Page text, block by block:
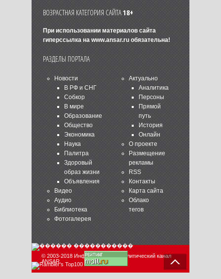
ВОЗРАСТНАЯ КАТЕГОРИЯ САЙТА18+
При использовании материалов сайта
гиперссылка на www.ansar.ruобязательна!
РАЗДЕЛЫ ПОРТАЛА
Новости
В РФ и СНГ
Собкор
В мире
Образование
Общество
Экономика
Наука
Палитра
Здоровый
образ жизни
Объявления
Видео
Аудио
Библиотека
Фотогалерея
Актуально
Аналитика
Персоны
Прямой
путь
История
Онлайн
О проекте
Размещение
рекламы
RSS
Контакты
Карта сайта
Облако
тегов
© 2003-2018 Информационно-аналитический канал
ANSAR